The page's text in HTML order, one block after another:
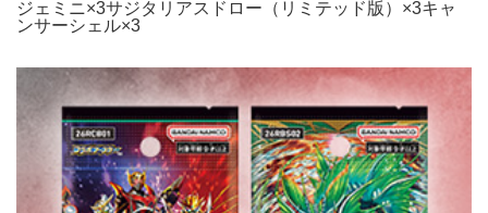
ジェミニ×3サジタリアスドロー（リミテッド版）×3キャ
ンサーシェル×3